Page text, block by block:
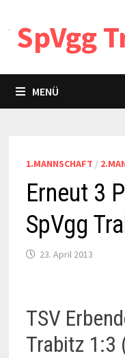
Inhalt
springen
SpVgg
MENÜ
1.MANNSCHAFT /
Erneut 3
SpVgg
23. April 2013
TSV
Trabitz 1:3